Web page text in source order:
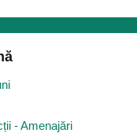
- Amenajări